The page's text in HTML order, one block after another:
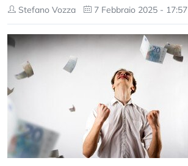
Stefano Vozza 7 Febbraio 2025 - 17:57